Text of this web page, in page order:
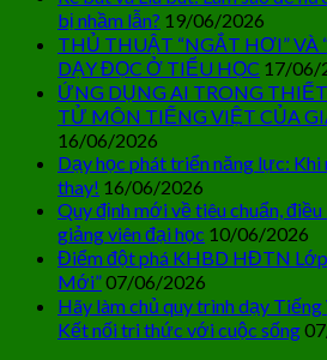
bị nhầm lẫn? 19/06/2026
THỦ THUẬT “NGẮT HƠI” VÀ
DẠY ĐỌC Ở TIỂU HỌC 17/06/
ỨNG DỤNG AI TRONG
TỬ MÔN TIẾNG VIỆT CỦA
16/06/2026
Dạy học phát triển năng lực:
thay! 16/06/2026
Quy định mới về tiêu chuẩn,
giảng viên đại học 10/06/2026
Điểm đột phá KHBD HĐTN Lớp
Mới”07/06/2026
Hãy làm chủ quy trình dạy
Kết nối tri thức với cuộc sống